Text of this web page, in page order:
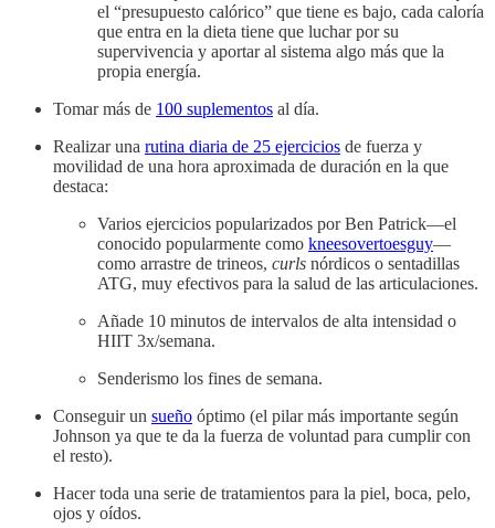
el “presupuesto calórico” que tiene es bajo, cada caloría
que entra en la dieta tiene que luchar por su
supervivencia y aportar al sistema algo más que la
propia energía.
Tomar más de 100 suplementos al día.
Realizar una rutina diaria de 25 ejercicios de fuerza y
movilidad de una hora aproximada de duración en la que
destaca:
Varios ejercicios popularizados por Ben Patrick—el
conocido popularmente como kneesovertoesguy—
como arrastre de trineos, curls nórdicos o sentadillas
ATG, muy efectivos para la salud de las articulaciones.
Añade 10 minutos de intervalos de alta intensidad o
HIIT 3x/semana.
Senderismo los fines de semana.
Conseguir un sueño óptimo (el pilar más importante según
Johnson ya que te da la fuerza de voluntad para cumplir con
el resto).
Hacer toda una serie de tratamientos para la piel, boca, pelo,
ojos y oídos.